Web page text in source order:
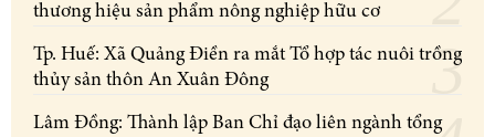
thương hiệu sản phẩm nông nghiệp hữu cơ
Tp. Huế: Xã Quảng Điền ra mắt Tổ hợp tác nuôi trồng
thủy sản thôn An Xuân Đông
Lâm Đồng: Thành lập Ban Chỉ đạo liên ngành tổng